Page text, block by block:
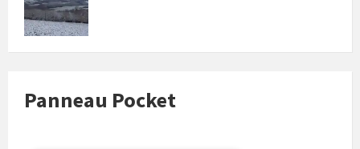
Panneau Pocket